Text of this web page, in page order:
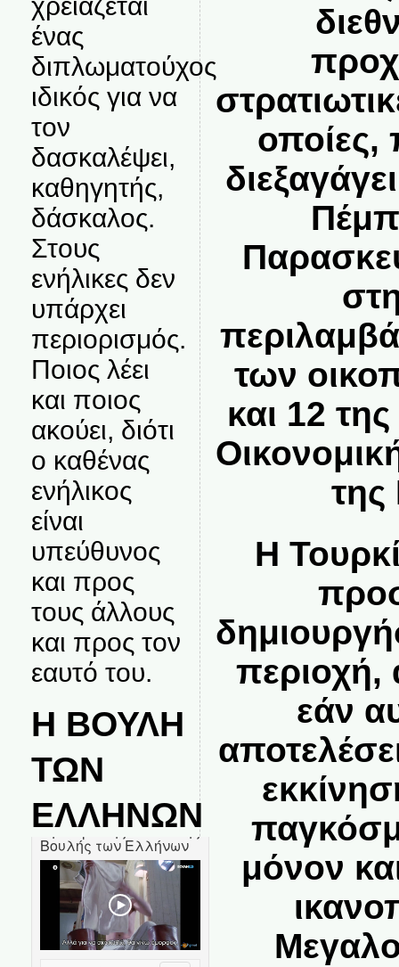
ένας
διπλωματούχος
ιδικός για να
τον
δασκαλέψει,
καθηγητής,
δάσκαλος.
Στους
ενήλικες δεν
υπάρχει
περιορισμός.
Ποιος λέει
και ποιος
ακούει, διότι
ο καθένας
ενήλικος
είναι
υπεύθυνος
και προς
τους άλλους
και προς τον
εαυτό του.
Η ΒΟΥΛΗ
ΤΩΝ
ΕΛΛΗΝΩΝ
οποίες,
των
και 12
Η
περιοχή,
εάν
μόνον